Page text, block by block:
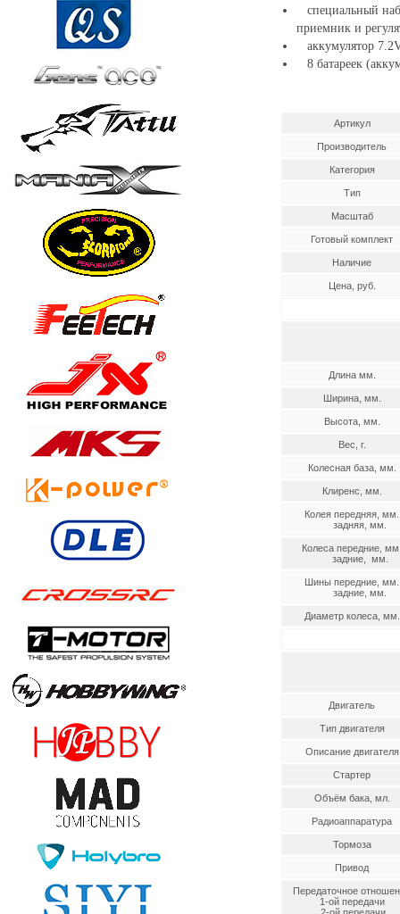
специальный
приемник и
аккумулятор
8 батареек
Артикул
Производитель
Категория
Тип
Масштаб
Готовый комплект
Наличие
Цена, руб.
Длина мм.
Ширина, мм.
Высота, мм.
Вес, г.
Колесная база, мм.
Клиренс, мм.
Колея передняя, мм.
задняя, мм.
Колеса передние,
задние, мм.
Шины передние, мм.
задние, мм.
Диаметр колеса, мм.
Двигатель
Тип двигателя
Описание двигателя
Стартер
Объём бака, мл.
Радиоаппаратура
Тормоза
Привод
Передаточное
1-ой передачи